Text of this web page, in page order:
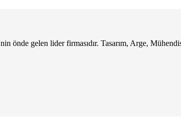
gelen lider firmasıdır. Tasarım, Arge,